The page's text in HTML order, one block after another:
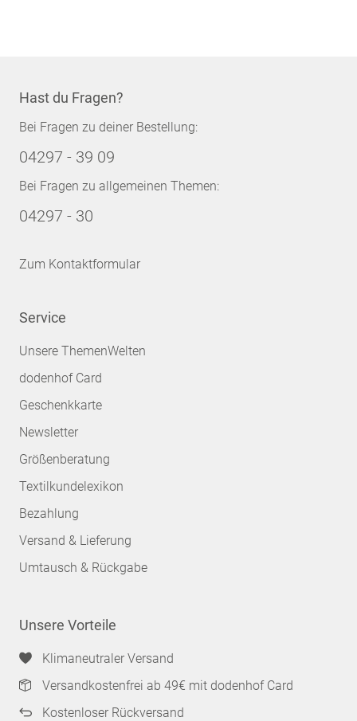
Hast du Fragen?
Bei Fragen zu deiner Bestellung:
04297 - 39 09
Bei Fragen zu allgemeinen Themen:
04297 - 30
Zum Kontaktformular
Service
Unsere ThemenWelten
dodenhof Card
Geschenkkarte
Newsletter
Größenberatung
Textilkundelexikon
Bezahlung
Versand & Lieferung
Umtausch & Rückgabe
Unsere Vorteile
Klimaneutraler Versand
Versandkostenfrei ab 49€ mit dodenhof Card
Kostenloser Rückversand